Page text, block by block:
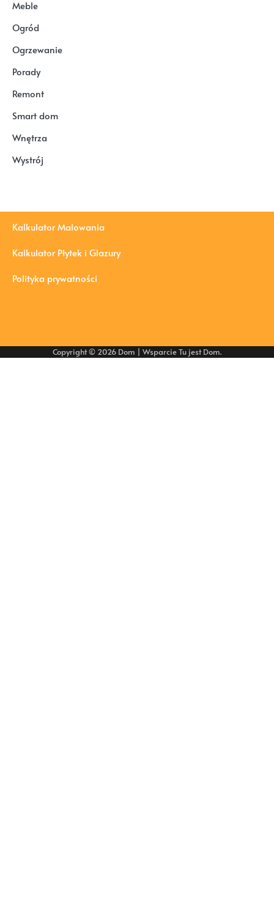
Meble
Ogród
Ogrzewanie
Porady
Remont
Smart dom
Wnętrza
Wystrój
Kalkulator Malowania
Kalkulator Płytek i Glazury
Polityka prywatności
Copyright © 2026 Dom | WsparcieTu jest Dom.